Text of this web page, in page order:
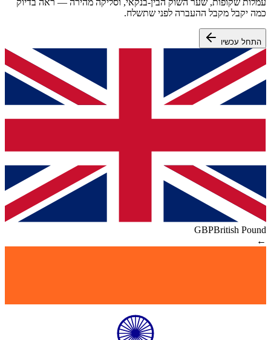
עמלות שקופות, שער השוק הבין-בנקאי, וסליקה מהירה — ראה בדיוק
כמה יקבל מקבל ההעברה לפני שתשלח.
התחל עכשיו
GBPBritish Pound
←